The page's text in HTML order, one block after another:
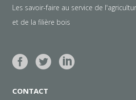
Les savoir-faire au service de
et de la filière bois
CONTACT